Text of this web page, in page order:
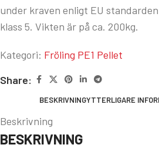
under kraven enligt EU
klass 5. Vikten är på ca. 200kg.
Kategori: Fröling PE1 Pellet
Share:
BESKRIVNINGYTTERLIGARE
Beskrivning
BESKRIVNING